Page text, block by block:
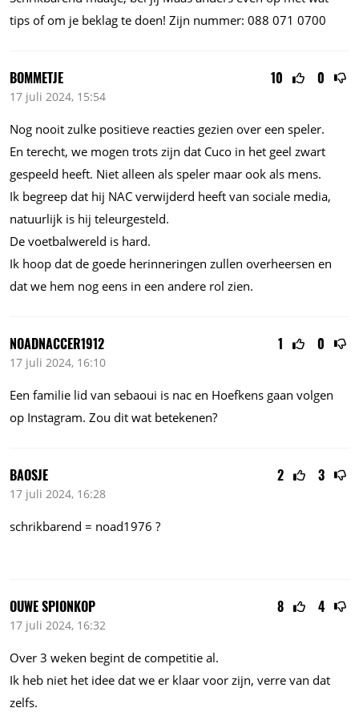
tips of om je beklag te doen! Zijn nummer: 088 071 0700
10 0
BOMMETJE
17 juli 2024, 15:54
Nog nooit zulke positieve reacties gezien over een speler.
En terecht, we mogen trots zijn dat Cuco in het geel zwart
gespeeld heeft. Niet alleen als speler maar ook als mens.
Ik begreep dat hij NAC verwijderd heeft van sociale media,
natuurlijk is hij teleurgesteld.
De voetbalwereld is hard.
Ik hoop dat de goede herinneringen zullen overheersen en
dat we hem nog eens in een andere rol zien.
1 0
NOADNACCER1912
17 juli 2024, 16:10
Een familie lid van sebaoui is nac en Hoefkens gaan volgen
op Instagram. Zou dit wat betekenen?
2 3
BAOSJE
17 juli 2024, 16:28
schrikbarend = noad1976 ?
8 4
OUWE SPIONKOP
17 juli 2024, 16:32
Over 3 weken begint de competitie al.
Ik heb niet het idee dat we er klaar voor zijn, verre van dat
zelfs.